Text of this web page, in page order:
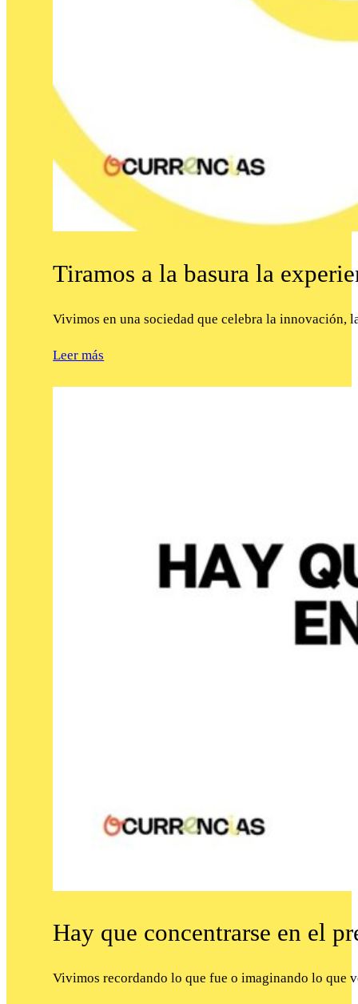
Tiramos a la basura la
Vivimos en una sociedad que celebra la innovación,
Leer más
Hay que concentrarse en el
Vivimos recordando lo que fue o imaginando lo que